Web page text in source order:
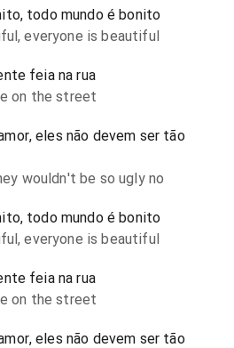
todo mundo é bonito
everyone is beautiful
feia na rua
on the street
eles não devem ser tão
wouldn't be so ugly no
todo mundo é bonito
everyone is beautiful
feia na rua
on the street
eles não devem ser tão